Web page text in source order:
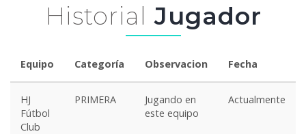
Historial Jugador
Equipo Categoría Observacion Fecha
HJ
Fútbol
Club
PRIMERA
Jugando en
este equipo
Actualmente